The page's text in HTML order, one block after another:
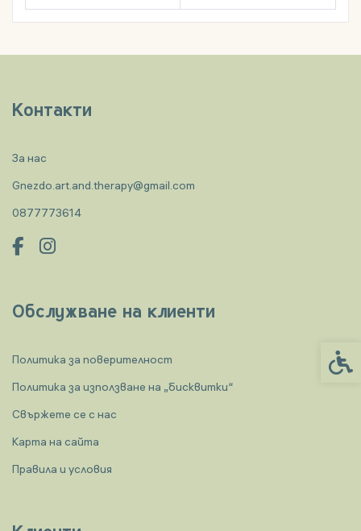
Контакти
За нас
Gnezdo.art.and.therapy@gmail.com
0877773614
Обслужване на клиенти
Политика за поверителност
Политика за използване на „бисквитки“
Свържете се с нас
Карта на сайта
Правила и условия